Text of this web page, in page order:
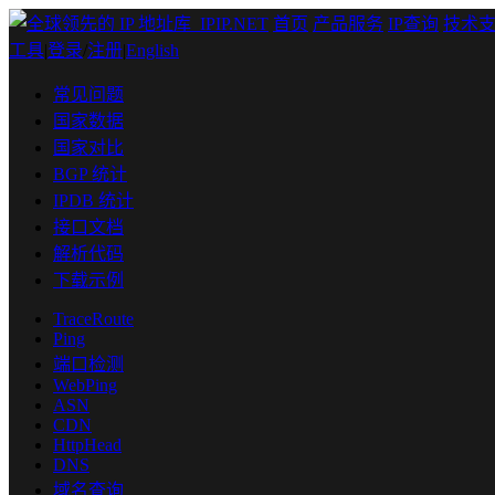
首页 产品服务 IP查询 技术
工具登录 注册English
常见问题
国家数据
国家对比
BGP 统计
IPDB 统计
接口文档
解析代码
下载示例
TraceRoute
Ping
端口检测
WebPing
ASN
CDN
HttpHead
DNS
域名查询